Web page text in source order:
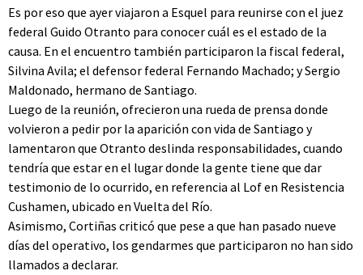
Es por eso que ayer viajaron a Esquel para reunirse con el juez
federal Guido Otranto para conocer cuál es el estado de la
causa. En el encuentro también participaron la fiscal federal,
Silvina Avila; el defensor federal Fernando Machado; y Sergio
Maldonado, hermano de Santiago.
Luego de la reunión, ofrecieron una rueda de prensa donde
volvieron a pedir por la aparición con vida de Santiago y
lamentaron que Otranto deslinda responsabilidades, cuando
tendría que estar en el lugar donde la gente tiene que dar
testimonio de lo ocurrido, en referencia al Lof en Resistencia
Cushamen, ubicado en Vuelta del Río.
Asimismo, Cortiñas criticó que pese a que han pasado nueve
días del operativo, los gendarmes que participaron no han sido
llamados a declarar.